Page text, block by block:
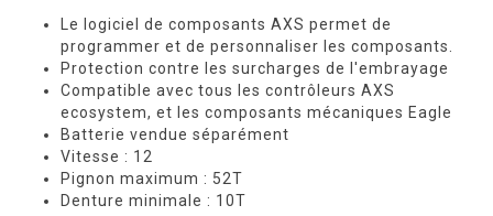
Le logiciel de composants AXS permet de
programmer et de personnaliser les composants.
Protection contre les surcharges de l'embrayage
Compatible avec tous les contrôleurs AXS
ecosystem, et les composants mécaniques Eagle
Batterie vendue séparément
Vitesse : 12
Pignon maximum : 52T
Denture minimale : 10T